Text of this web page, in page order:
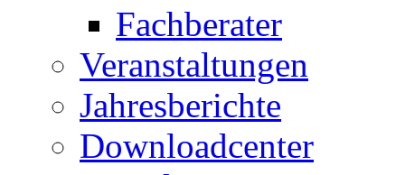
Fachberater
Veranstaltungen
Jahresberichte
Downloadcenter